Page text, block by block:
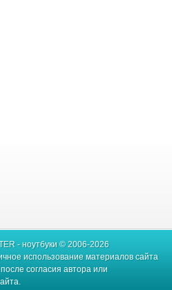
- ноутбуки © 2006-2026
использование материалов сайта
согласия автора или